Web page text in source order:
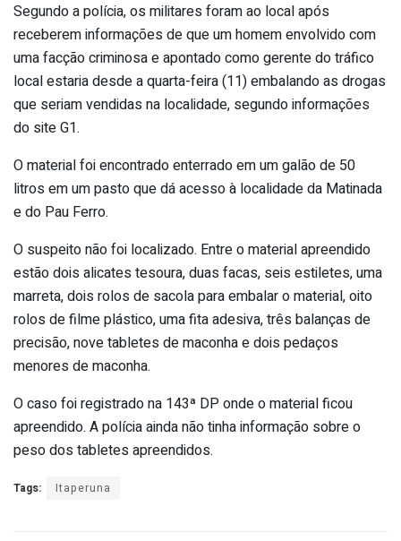
Segundo a polícia, os militares foram ao local após
receberem informações de que um homem envolvido com
uma facção criminosa e apontado como gerente do tráfico
local estaria desde a quarta-feira (11) embalando as drogas
que seriam vendidas na localidade, segundo informações
do site G1.
O material foi encontrado enterrado em um galão de 50
litros em um pasto que dá acesso à localidade da Matinada
e do Pau Ferro.
O suspeito não foi localizado. Entre o material apreendido
estão dois alicates tesoura, duas facas, seis estiletes, uma
marreta, dois rolos de sacola para embalar o material, oito
rolos de filme plástico, uma fita adesiva, três balanças de
precisão, nove tabletes de maconha e dois pedaços
menores de maconha.
O caso foi registrado na 143ª DP onde o material ficou
apreendido. A polícia ainda não tinha informação sobre o
peso dos tabletes apreendidos.
Tags: Itaperuna